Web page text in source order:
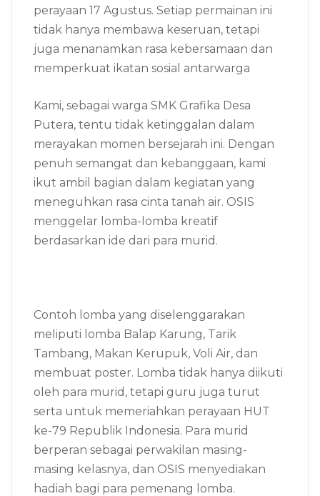
perayaan 17 Agustus. Setiap permainan ini
tidak hanya membawa keseruan, tetapi
juga menanamkan rasa kebersamaan dan
memperkuat ikatan sosial antarwarga
Kami, sebagai warga SMK Grafika Desa
Putera, tentu tidak ketinggalan dalam
merayakan momen bersejarah ini. Dengan
penuh semangat dan kebanggaan, kami
ikut ambil bagian dalam kegiatan yang
meneguhkan rasa cinta tanah air. OSIS
menggelar lomba-lomba kreatif
berdasarkan ide dari para murid.
Contoh lomba yang diselenggarakan
meliputi lomba Balap Karung, Tarik
Tambang, Makan Kerupuk, Voli Air, dan
membuat poster. Lomba tidak hanya diikuti
oleh para murid, tetapi guru juga turut
serta untuk memeriahkan perayaan HUT
ke-79 Republik Indonesia. Para murid
berperan sebagai perwakilan masing-
masing kelasnya, dan OSIS menyediakan
hadiah bagi para pemenang lomba.